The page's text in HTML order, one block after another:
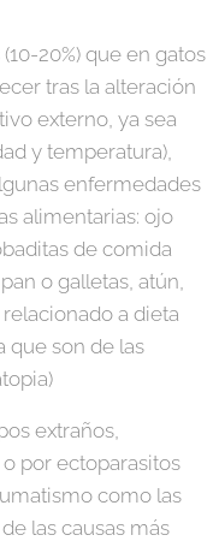
20%) que en gatos
tras la alteración
externo, ya sea
y temperatura),
enfermedades
alimentarias: ojo
de comida
o galletas, atún,
a dieta
que son de las
extraños,
por ectoparasitos
como las
las causas más